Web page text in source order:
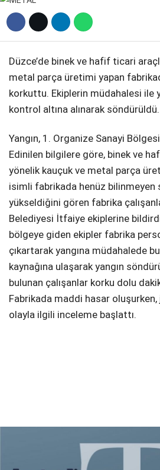
Düzce’de binek ve hafif ticari
metal parça üretimi yapan
korkuttu. Ekiplerin müdahalesi ile
kontrol altına alınarak söndürüldü.
Yangın, 1. Organize Sanayi
Edinilen bilgilere göre, binek ve
yönelik kauçuk ve metal parça
isimli fabrikada henüz bilinmeyen
yükseldiğini gören fabrika
Belediyesi İtfaiye ekiplerine
bölgeye giden ekipler fabrika
çıkartarak yangına müdahalede
kaynağına ulaşarak yangın
bulunan çalışanlar korku dolu
Fabrikada maddi hasar
olayla ilgili inceleme başlattı.